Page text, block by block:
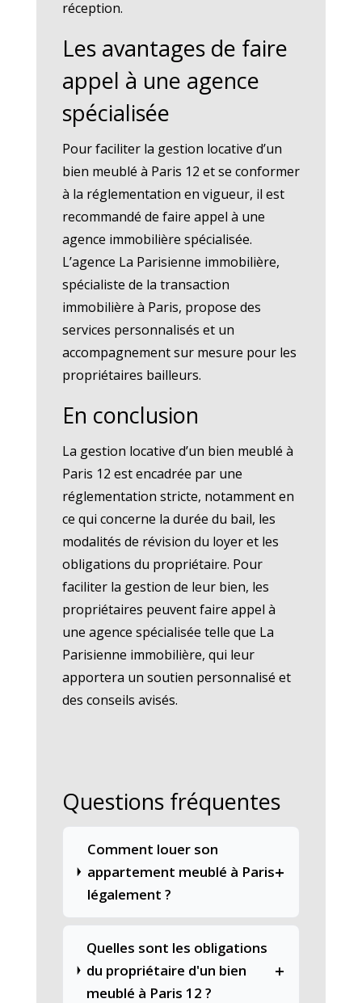
réception.
Les avantages de faire
appel à une agence
spécialisée
Pour faciliter la gestion locative d’un
bien meublé à Paris 12 et se conformer
à la réglementation en vigueur, il est
recommandé de faire appel à une
agence immobilière spécialisée.
L’agence La Parisienne immobilière,
spécialiste de la transaction
immobilière à Paris, propose des
services personnalisés et un
accompagnement sur mesure pour les
propriétaires bailleurs.
En conclusion
La gestion locative d’un bien meublé à
Paris 12 est encadrée par une
réglementation stricte, notamment en
ce qui concerne la durée du bail, les
modalités de révision du loyer et les
obligations du propriétaire. Pour
faciliter la gestion de leur bien, les
propriétaires peuvent faire appel à
une agence spécialisée telle que La
Parisienne immobilière, qui leur
apportera un soutien personnalisé et
des conseils avisés.
Questions fréquentes
Comment louer son
appartement meublé à Paris
légalement ?
+
Quelles sont les obligations
du propriétaire d'un bien
meublé à Paris 12 ?
+